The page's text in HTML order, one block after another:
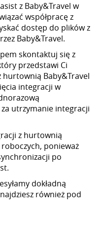
z Baby&Travel w
współpracę z
dostęp do plików z
Baby&Travel.
skontaktuj się z
przedstawi Ci
Baby&Travel
integracji w
utrzymanie integracji
z hurtownią
ponieważ
po
dokładną
również pod